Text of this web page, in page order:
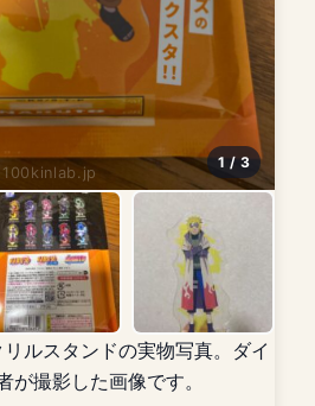
100kinlab.jp
1 / 3
ルスタンドの実物写真。ダイ
が撮影した画像です。